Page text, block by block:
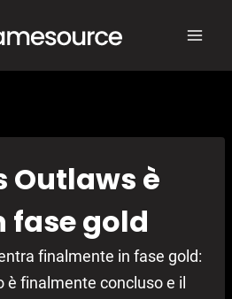
Outlaws è
fase gold
finalmente in fase gold:
è finalmente concluso e il